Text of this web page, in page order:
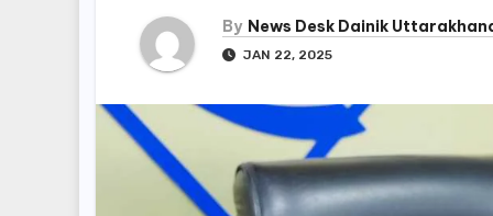
By News Desk Dainik
JAN 22, 2025